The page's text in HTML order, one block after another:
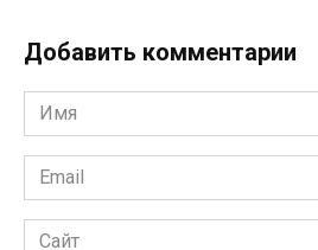
Добавить комментарии
Имя
*
Email
*
Сайт